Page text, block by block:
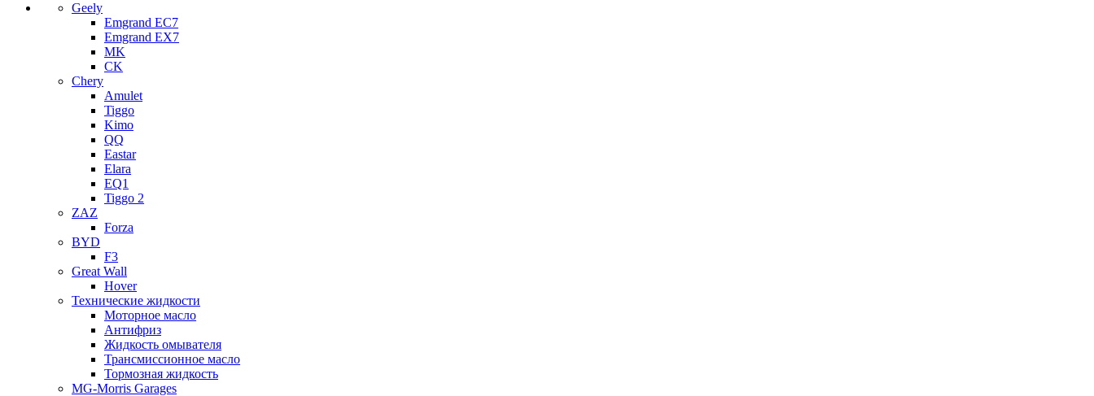
Geely
Emgrand EC7
Emgrand EX7
MK
CK
Chery
Amulet
Tiggo
Kimo
QQ
Eastar
Elara
EQ1
Tiggo 2
ZAZ
Forza
BYD
F3
Great Wall
Hover
Технические жидкости
Моторное масло
Антифриз
Жидкость омывателя
Трансмиссионное масло
Тормозная жидкость
MG-Morris Garages